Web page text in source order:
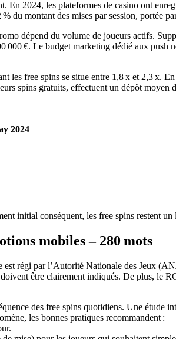
En 2024, les plateformes de casino ont
du montant des mises par session, portée
dépend du volume de joueurs actifs.
000 €. Le budget marketing dédié aux
les free spins se situe entre 1,8 x et 2,3 x.
spins gratuits, effectuent un dépôt moyen
2024
initial conséquent, les free spins restent
mobiles – 280 mots
est régi par l’Autorité Nationale des Jeux
être clairement indiqués. De plus, le
des free spins quotidiens. Une étude
les bonnes pratiques recommandent :